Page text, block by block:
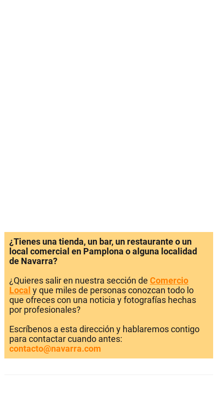
¿Tienes una tienda, un bar, un restaurante o un
local comercial en Pamplona o alguna localidad
de Navarra?
¿Quieres salir en nuestra sección de Comercio
Local y que miles de personas conozcan todo lo
que ofreces con una noticia y fotografías hechas
por profesionales?
Escríbenos a esta dirección y hablaremos contigo
para contactar cuando antes:
contacto@navarra.com